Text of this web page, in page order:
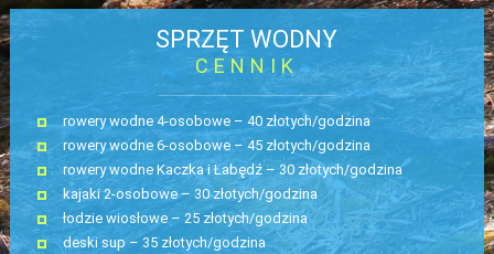
SPRZĘT WODNY
CENNIK
rowery wodne 4-osobowe – 40 złotych/godzina
rowery wodne 6-osobowe – 45 złotych/godzina
rowery wodne Kaczka i Łabędź – 30 złotych/godzina
kajaki 2-osobowe – 30 złotych/godzina
łodzie wiosłowe – 25 złotych/godzina
deski sup – 35 złotych/godzina